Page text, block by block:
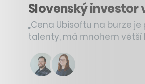
Slovenský
„Cena Ubisoftu na burze
talenty, má mnohem větší